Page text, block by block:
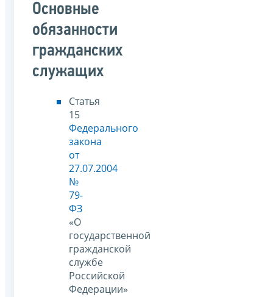
Основные
обязанности
гражданских
служащих
Статья
15
Федерального
закона
от
27.07.2004
№
79-
ФЗ
«О
государственной
гражданской
службе
Российской
Федерации»